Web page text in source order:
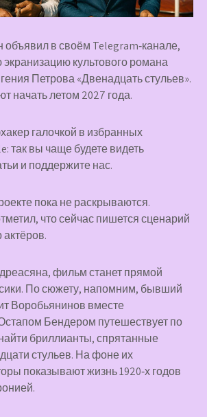
в своём Telegram‑канале,
экранизацию культового романа
Петрова «Двенадцать стульев».
начать летом 2027 года.
галочкой в избранных
так вы чаще будете видеть
и поддержите нас.
пока не раскрываются.
что сейчас пишется сценарий
фильм станет прямой
По сюжету, напомним, бывший
Воробьянинов вместе
Бендером путешествует по
бриллианты, спрятанные
стульев. На фоне их
показывают жизнь 1920‑х годов